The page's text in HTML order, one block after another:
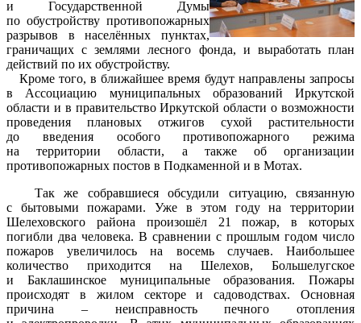
и Государственной Думы
по обустройству противопожарных
разрывов в населённых пунктах,
граничащих с землями лесного фонда, и выработать план
действий по их обустройству.
Кроме того, в ближайшее время будут направлены запросы
в Ассоциацию муниципальных образований Иркутской
области и в правительство Иркутской области о возможности
проведения плановых отжигов сухой растительности
до введения особого противопожарного режима
на территории области, а также об организации
противопожарных постов в Подкаменной и в Мотах.
Так же собравшиеся обсудили ситуацию, связанную
с бытовыми пожарами. Уже в этом году на территории
Шелеховского района произошёл 21 пожар, в которых
погибли два человека. В сравнении с прошлым годом число
пожаров увеличилось на восемь случаев. Наибольшее
количество приходится на Шелехов, Большелугское
и Баклашинское муниципальные образования. Пожары
происходят в жилом секторе и садоводствах. Основная
причина – неисправность печного отопления